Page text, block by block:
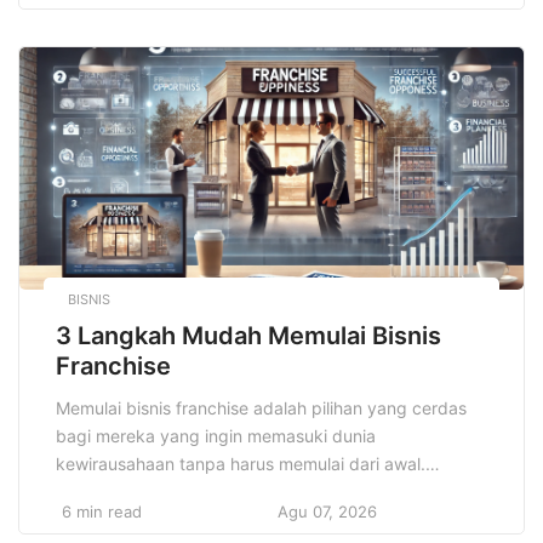
studi. Oleh karena itu, beasiswa umum hadir sebagai
jawaban atas tantangan tersebut, membantu pelajar
dan mahasiswa dari keluarga […]
BISNIS
3 Langkah Mudah Memulai Bisnis
Franchise
Memulai bisnis franchise adalah pilihan yang cerdas
bagi mereka yang ingin memasuki dunia
kewirausahaan tanpa harus memulai dari awal.
keuntungan dari sistem yang sudah terbukti, merek
6 min read Agu 07, 2026